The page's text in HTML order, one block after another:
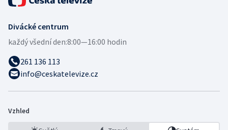
Divácké centrum
každý všední den:8:00—16:00 hodin
261 136 113
info@ceskatelevize.cz
Vzhled